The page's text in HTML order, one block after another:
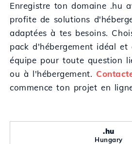
Enregistre ton domaine .hu
profite de solutions
adaptées à tes besoins.
pack d'hébergement idéal et
équipe pour toute question
ou à l'hébergement.
commence ton projet en
.hu
Hungary